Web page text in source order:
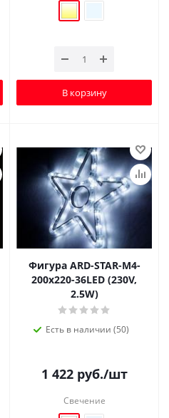
В корзину
Фигура ARD-STAR-M4-
200x220-36LED (230V,
2.5W)
Есть в наличии (50)
1 422руб./шт
Свечение